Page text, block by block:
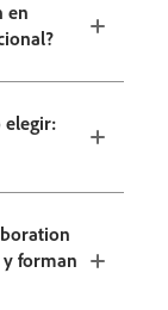
en
elegir:
y forman